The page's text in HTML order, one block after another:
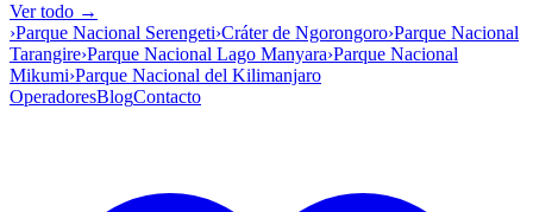
Ver todo →
›Parque Nacional Serengeti›Cráter de Ngorongoro›Parque Nacional
Tarangire›Parque Nacional Lago Manyara›Parque Nacional
Mikumi›Parque Nacional del Kilimanjaro
OperadoresBlogContacto